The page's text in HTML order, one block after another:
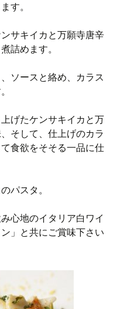
す。
サキイカと万願寺唐辛
詰めます。
ソースと絡め、カラス
げたケンサキイカと万
そして、仕上げのカラ
食欲をそそる一品に仕
パスタ。
心地のイタリア白ワイ
」と共にご賞味下さい